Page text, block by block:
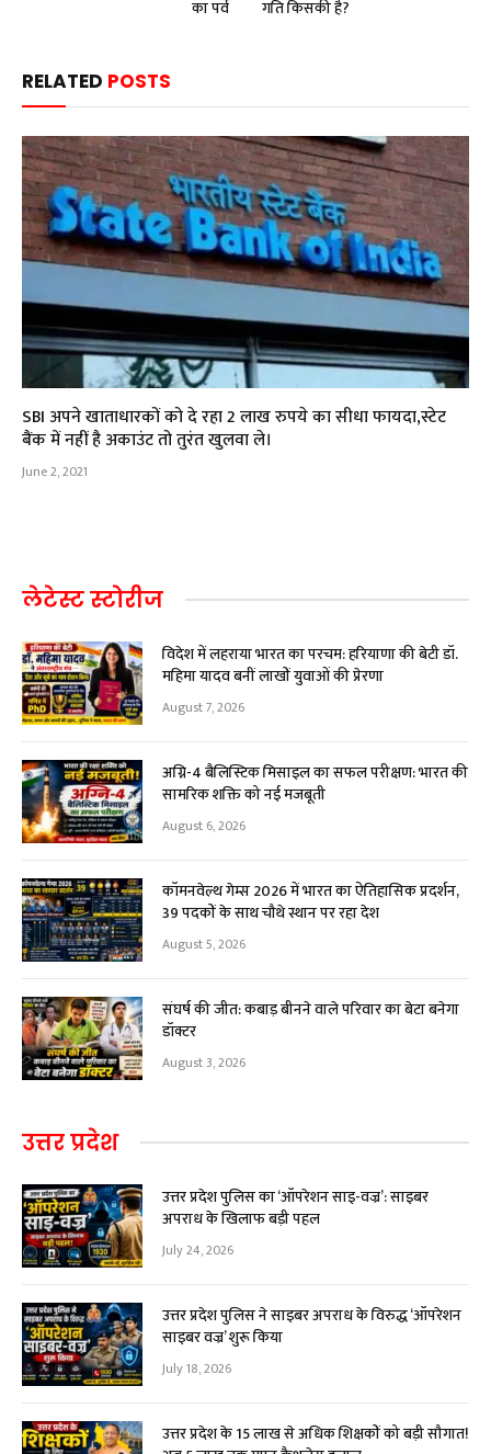
का पर्व गति किसकी है?
RELATED POSTS
SBI अपने खाताधारकों को दे रहा 2 लाख रुपये का सीधा फायदा,स्टेट
बैंक में नहीं है अकाउंट तो तुरंत खुलवा ले।
June 2, 2021
लेटेस्ट स्टोरीज
विदेश में लहराया भारत का परचम: हरियाणा की बेटी डॉ.
महिमा यादव बनीं लाखों युवाओं की प्रेरणा
August 7, 2026
अग्नि-4 बैलिस्टिक मिसाइल का सफल परीक्षण: भारत की
सामरिक शक्ति को नई मजबूती
August 6, 2026
कॉमनवेल्थ गेम्स 2026 में भारत का ऐतिहासिक प्रदर्शन,
39 पदकों के साथ चौथे स्थान पर रहा देश
August 5, 2026
संघर्ष की जीत: कबाड़ बीनने वाले परिवार का बेटा बनेगा
डॉक्टर
August 3, 2026
उत्तर प्रदेश
उत्तर प्रदेश पुलिस का ‘ऑपरेशन साइ-वज्र’: साइबर
अपराध के खिलाफ बड़ी पहल
July 24, 2026
उत्तर प्रदेश पुलिस ने साइबर अपराध के विरुद्ध ‘ऑपरेशन
साइबर वज्र’ शुरू किया
July 18, 2026
उत्तर प्रदेश के 15 लाख से अधिक शिक्षकों को बड़ी सौगात!